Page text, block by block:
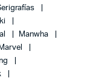
Manwha
Marvel